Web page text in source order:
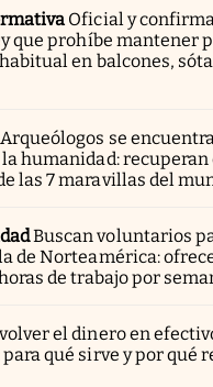
Oficial y
que prohíbe mantener
en balcones,
Arqueólogos se
humanidad: recuperan
las 7 maravillas del
Buscan voluntarios
de Norteamérica:
de trabajo por
el dinero en
qué sirve y por qué